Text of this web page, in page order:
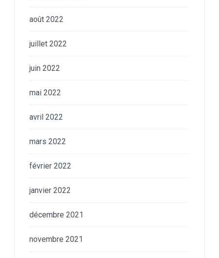
août 2022
juillet 2022
juin 2022
mai 2022
avril 2022
mars 2022
février 2022
janvier 2022
décembre 2021
novembre 2021